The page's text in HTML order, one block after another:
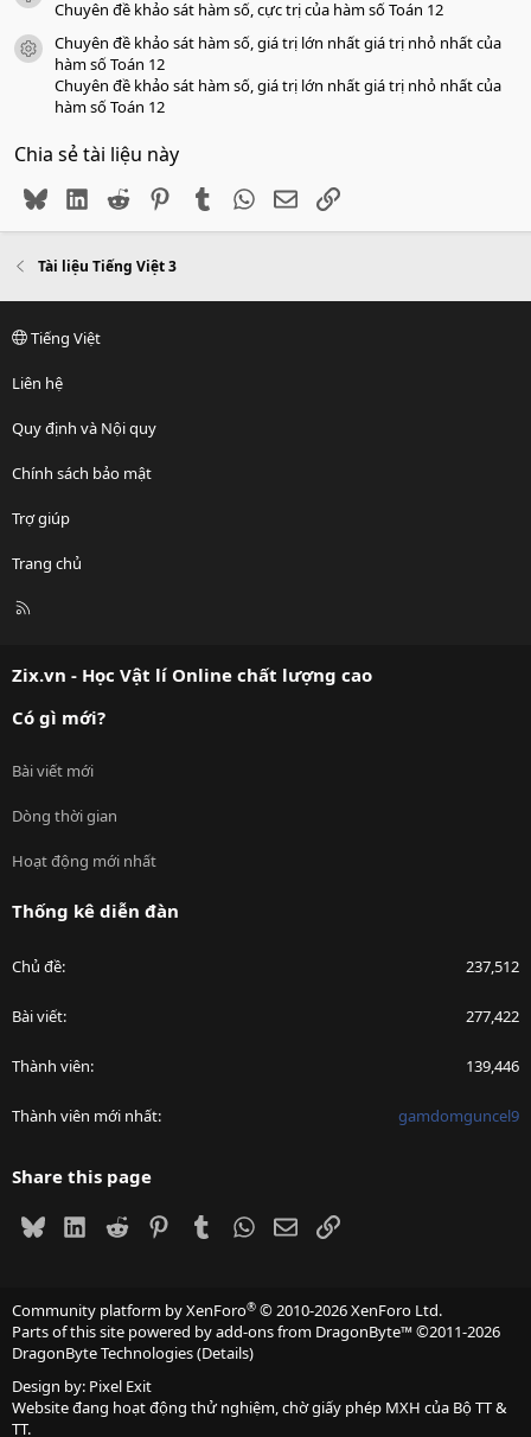
Chuyên đề khảo sát hàm số, cực trị của hàm số Toán 12
icon tài liệu
Chuyên đề khảo sát hàm số, giá trị lớn nhất giá trị nhỏ nhất của
hàm số Toán 12
Chuyên đề khảo sát hàm số, giá trị lớn nhất giá trị nhỏ nhất của
hàm số Toán 12
Chia sẻ tài liệu này
BlueskyLinkedIn
Reddit PinterestTumblr WhatsApp
EmailLink
Tài liệu Tiếng Việt 3
Tiếng Việt
Liên hệ
Quy định và Nội quy
Chính sách bảo mật
Trợ giúp
Trang chủ
R
Zix.vn - Học Vật lí Online chất lượng cao
Có gì mới?
Bài viết mới
Dòng thời gian
Hoạt động mới nhất
Thống kê diễn đàn
Chủ đề 237,512
Bài viết 277,422
Thành viên 139,446
Thành viên mới nhất gamdomguncel9
Share this page
BlueskyLinkedIn
Reddit PinterestTumblrWhatsApp
EmailLink
Community platform by XenForo® © 2010-2026 XenForo Ltd.
Parts of this site powered byadd-ons from DragonByte™©2011-2026
DragonByte Technologies(Details)
Design by: Pixel Exit
Website đang hoạt động thử nghiệm, chờ giấy phép MXH của Bộ TT &
TT.